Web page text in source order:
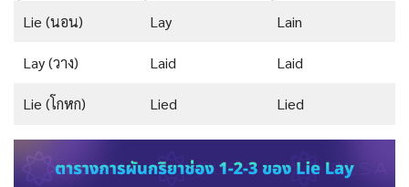
Lie (นอน)
Lay Lain
Lay (วาง) Laid Laid
Lie (โกหก) Lied Lied